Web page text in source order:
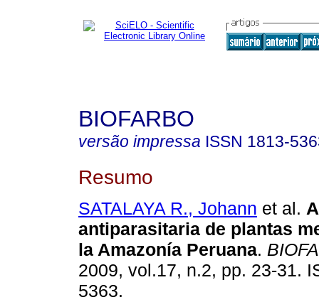
BIOFARBO
versão impressa ISSN 1813-
Resumo
SATALAYA R., Johann et al.
antiparasitaria de plantas
la Amazonía Peruana.
2009, vol.17, n.2, pp. 23-31.
5363.